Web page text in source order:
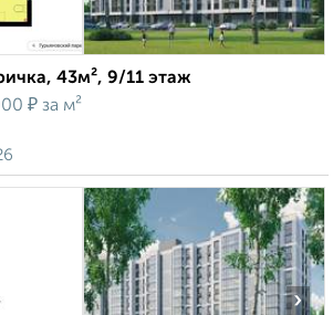
43м², 9/11 этаж
₽ за м²
›